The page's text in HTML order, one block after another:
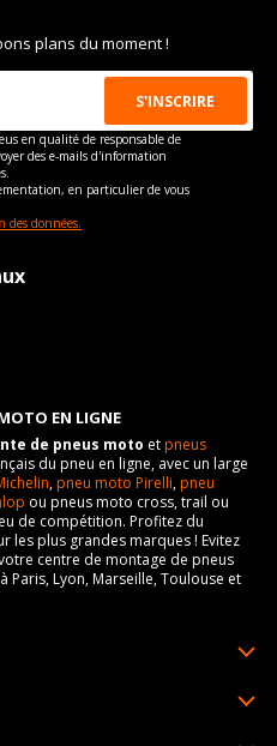
plans du moment !
en qualité de responsable de
des e-mails d'information
en particulier de vous
des données.
EN LIGNE
de pneus moto etpneus
du pneu en ligne, avec un large
,pneu moto Pirelli,pneu
ou pneus moto cross, trail ou
de compétition. Profitez du
plus grandes marques ! Evitez
centre de montage de pneus
à Paris, Lyon, Marseille, Toulouse et